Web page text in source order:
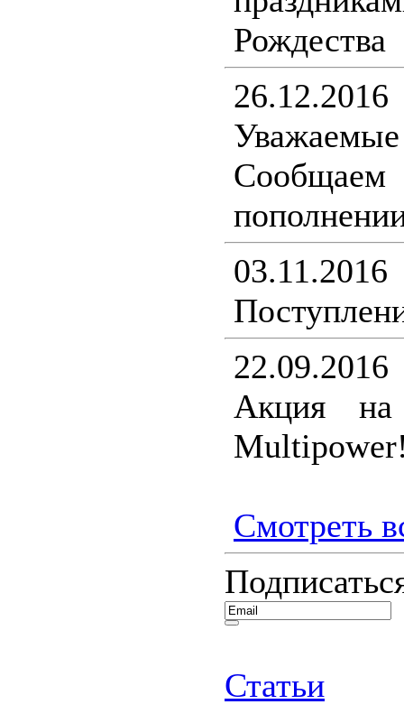
Рождества
26.12.2016
03.11.2016
22.09.2016
Акция на
Смотреть
Статьи